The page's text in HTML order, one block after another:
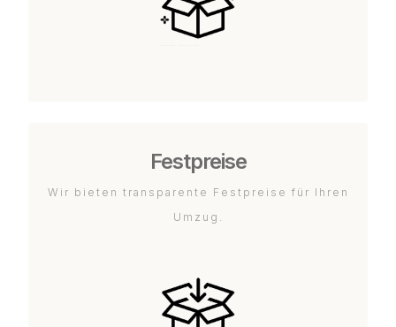
Festpreise
Wir bieten transparente Festpreise für Ihren
Umzug.